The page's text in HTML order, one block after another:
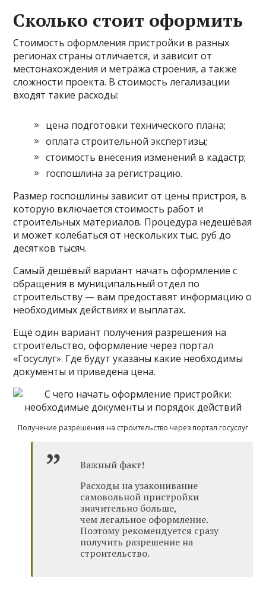
Сколько стоит оформить
Стоимость оформления пристройки в разных
регионах страны отличается, и зависит от
местонахождения и метража строения, а также
сложности проекта. В стоимость легализации
входят такие расходы:
цена подготовки технического плана;
оплата строительной экспертизы;
стоимость внесения изменений в кадастр;
госпошлина за регистрацию.
Размер госпошлины зависит от цены пристроя, в
которую включается стоимость работ и
строительных материалов. Процедура недешёвая
и может колебаться от нескольких тыс. руб до
десятков тысяч.
Самый дешёвый вариант начать оформление с
обращения в муниципальный отдел по
строительству — вам предоставят информацию о
необходимых действиях и выплатах.
Ещё один вариант получения разрешения на
строительство, оформление через портал
«Госуслуг». Где будут указаны какие необходимы
документы и приведена цена.
Получение разрешения на строительство через портал госуслуг
Важный факт!
Расходы на узаконивание
самовольной пристройки
значительно больше,
чем легальное оформление.
Поэтому рекомендуется сразу
получить разрешение на
строительство.